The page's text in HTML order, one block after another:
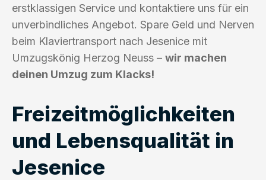
erstklassigen Service und kontaktiere uns für ein
unverbindliches Angebot. Spare Geld und Nerven
beim Klaviertransport nach Jesenice mit
Umzugskönig Herzog Neuss – wir machen
deinen Umzug zum Klacks!
Freizeitmöglichkeiten
und Lebensqualität in
Jesenice